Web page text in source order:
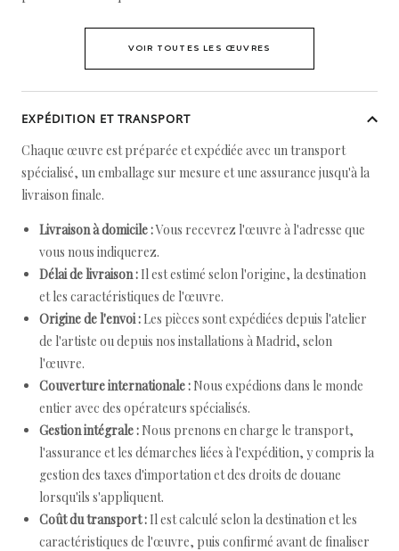
VOIR TOUTES LES ŒUVRES
EXPÉDITION ET TRANSPORT
Chaque œuvre est préparée et expédiée avec un transport
spécialisé, un emballage sur mesure et une assurance jusqu'à la
livraison finale.
Livraison à domicile :Vous recevrez l'œuvre à l'adresse que
vous nous indiquerez.
Délai de livraison : Il est estimé selon l'origine, la destination
et les caractéristiques de l'œuvre.
Origine de l'envoi : Les pièces sont expédiées depuis l'atelier
de l'artiste ou depuis nos installations à Madrid, selon
l'œuvre.
Couverture internationale : Nous expédions dans le monde
entier avec des opérateurs spécialisés.
Gestion intégrale : Nous prenons en charge le transport,
l'assurance et les démarches liées à l'expédition, y compris la
gestion des taxes d'importation et des droits de douane
lorsqu'ils s'appliquent.
Coût du transport : Il est calculé selon la destination et les
caractéristiques de l'œuvre, puis confirmé avant de finaliser